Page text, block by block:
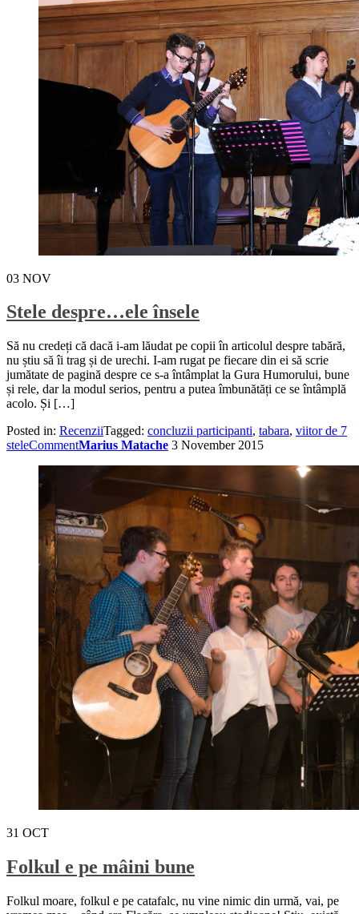
03 NOV
Stele despre…ele însele
Să nu credeți că dacă i-am lăudat pe copii în articolul despre tabără,
nu știu să îi trag și de urechi. I-am rugat pe fiecare din ei să scrie
jumătate de pagină despre ce s-a întâmplat la Gura Humorului, bune
și rele, dar la modul serios, pentru a putea îmbunătăți ce se întâmplă
acolo. Și […]
Posted in: RecenziiTagged: concluzii participanti, tabara, viitor de 7
steleCommentMarius Matache 3 November 2015
31 OCT
Folkul e pe mâini bune
Folkul moare, folkul e pe catafalc, nu vine nimic din urmă, vai, pe